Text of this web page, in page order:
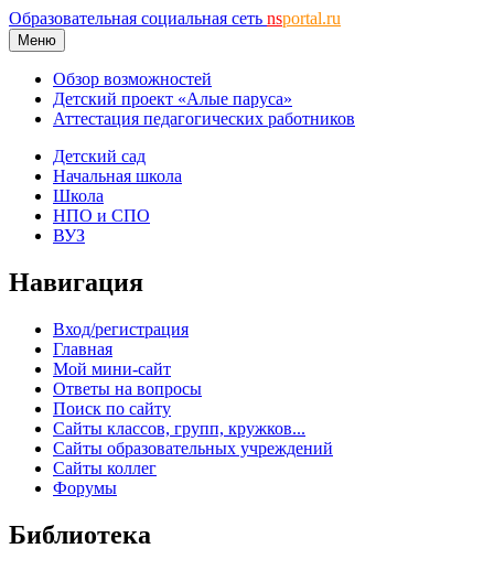
Образовательная социальная сеть nsportal.ru
Меню
Обзор возможностей
Детский проект «Алые паруса»
Аттестация педагогических работников
Детский сад
Начальная школа
Школа
НПО и СПО
ВУЗ
Навигация
Вход/регистрация
Главная
Мой мини-сайт
Ответы на вопросы
Поиск по сайту
Сайты классов, групп, кружков...
Сайты образовательных учреждений
Сайты коллег
Форумы
Библиотека